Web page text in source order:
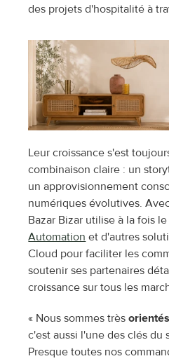
des projets d'hospitalité à
Leur croissance s'est
combinaison claire : un
un approvisionnement
numériques évolutives.
Bazar Bizar utilise à la fois le
Automation et d'autres
Cloud pour faciliter les
soutenir ses partenaires
croissance sur tous les
« Nous sommes très
c'est aussi l'une des clés du
Presque toutes nos